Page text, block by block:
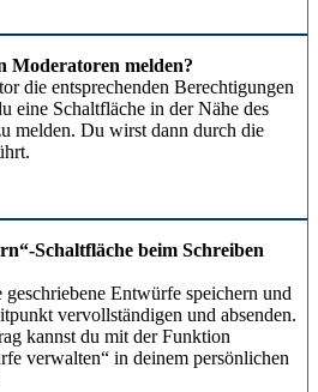
Moderatoren melden?
die entsprechenden Berechtigungen
eine Schaltfläche in der Nähe des
melden. Du wirst dann durch die
Schaltfläche beim Schreiben
Entwürfe speichern und
vervollständigen und absenden.
kannst du mit der Funktion
verwalten“ in deinem persönlichen